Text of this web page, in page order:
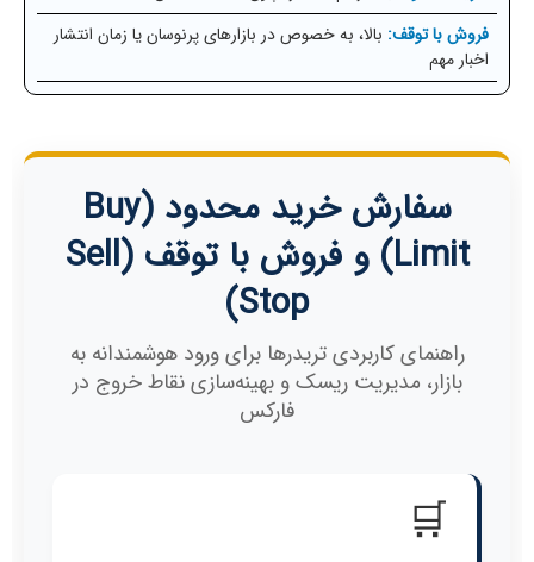
بالا، به خصوص در بازارهای پرنوسان یا زمان انتشار
اخبار مهم
سفارش خرید محدود (Buy
Limit) و فروش با توقف (Sell
Stop)
راهنمای کاربردی تریدرها برای ورود هوشمندانه به
بازار، مدیریت ریسک و بهینه‌سازی نقاط خروج در
فارکس
🛒